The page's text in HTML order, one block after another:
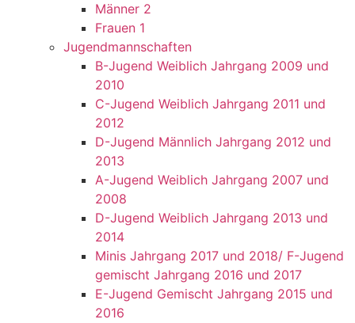
Männer 2
Frauen 1
Jugendmannschaften
B-Jugend Weiblich Jahrgang 2009 und
2010
C-Jugend Weiblich Jahrgang 2011 und
2012
D-Jugend Männlich Jahrgang 2012 und
2013
A-Jugend Weiblich Jahrgang 2007 und
2008
D-Jugend Weiblich Jahrgang 2013 und
2014
Minis Jahrgang 2017 und 2018/ F-Jugend
gemischt Jahrgang 2016 und 2017
E-Jugend Gemischt Jahrgang 2015 und
2016